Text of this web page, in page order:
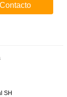
Contacto
SH